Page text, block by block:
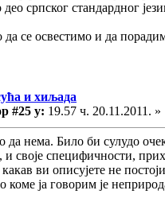
део српског стандардног
се освестимо и да
и хиљада
#25 у: 19.57 ч. 20.11.2011. »
да нема. Било би сулудо
и своје специфичности,
ви описујете не
коме ја говорим је